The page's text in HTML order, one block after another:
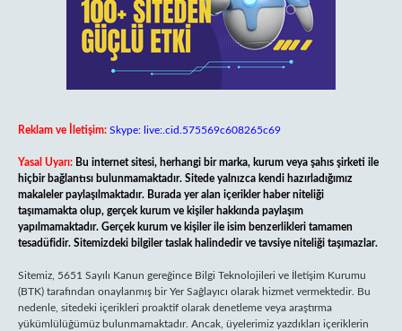
Reklam ve İletişim: Skype: live:.cid.575569c608265c69
Yasal Uyarı: Bu internet sitesi, herhangi bir marka, kurum veya şahıs şirketi ile
hiçbir bağlantısı bulunmamaktadır. Sitede yalnızca kendi hazırladığımız
makaleler paylaşılmaktadır. Burada yer alan içerikler haber niteliği
taşımamakta olup, gerçek kurum ve kişiler hakkında paylaşım
yapılmamaktadır. Gerçek kurum ve kişiler ile isim benzerlikleri tamamen
tesadüfidir. Sitemizdeki bilgiler taslak halindedir ve tavsiye niteliği taşımazlar.
Sitemiz, 5651 Sayılı Kanun gereğince Bilgi Teknolojileri ve İletişim Kurumu
(BTK) tarafından onaylanmış bir Yer Sağlayıcı olarak hizmet vermektedir. Bu
nedenle, sitedeki içerikleri proaktif olarak denetleme veya araştırma
yükümlülüğümüz bulunmamaktadır. Ancak, üyelerimiz yazdıkları içeriklerin